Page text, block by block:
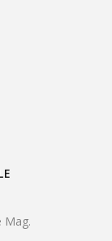
Mag.